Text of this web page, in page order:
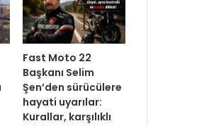
Fast Moto 22
Başkanı Selim
Şen’den sürücülere
hayati uyarılar:
Kurallar, karşılıklı